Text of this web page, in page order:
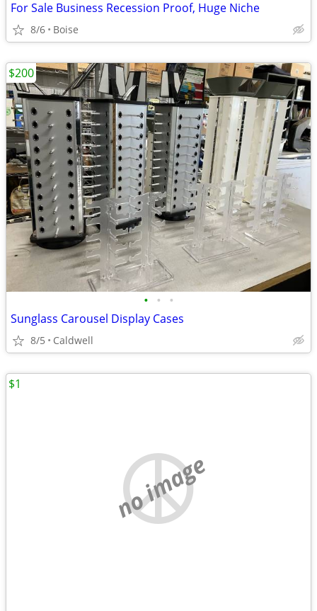
For Sale Business Recession Proof, Huge Niche
8/6 Boise
• • •
Sunglass Carousel Display Cases
8/5 Caldwell
$200
no image
$1